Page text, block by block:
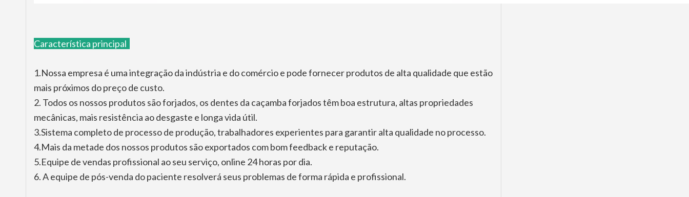
Característica principal
1.Nossa empresa é uma integração da indústria e do comércio e pode fornecer produtos de alta qualidade que estão
mais próximos do preço de custo.
2. Todos os nossos produtos são forjados, os dentes da caçamba forjados têm boa estrutura, altas propriedades
mecânicas, mais resistência ao desgaste e longa vida útil.
3.Sistema completo de processo de produção, trabalhadores experientes para garantir alta qualidade no processo.
4.Mais da metade dos nossos produtos são exportados com bom feedback e reputação.
5.Equipe de vendas profissional ao seu serviço, online 24 horas por dia.
6. A equipe de pós-venda do paciente resolverá seus problemas de forma rápida e profissional.